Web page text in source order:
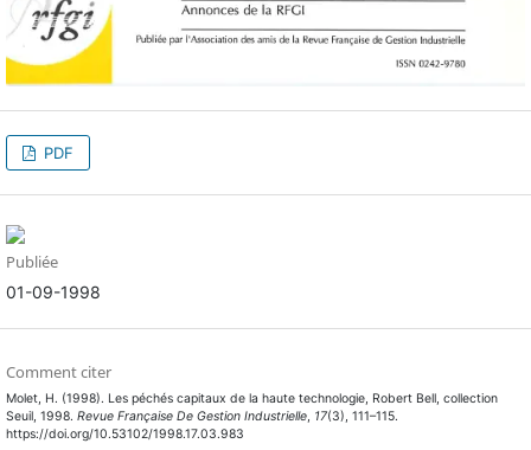
PDF
Publiée
01-09-1998
Comment citer
Molet, H. (1998). Les péchés capitaux de la haute technologie, Robert Bell, collection
Seuil, 1998. Revue Française De Gestion Industrielle, 17(3), 111–115.
https://doi.org/10.53102/1998.17.03.983